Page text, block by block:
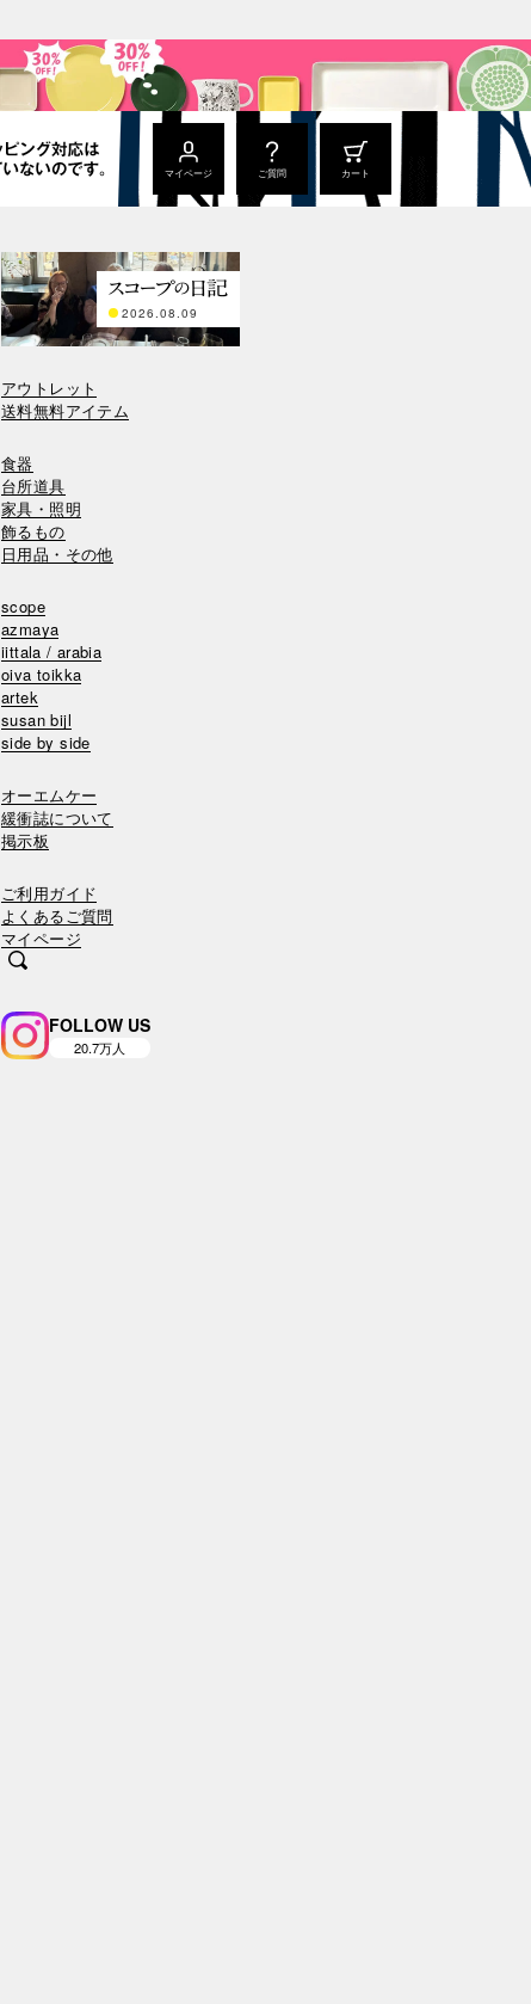
マイページ ご質問 カート
2026.08.09
アウトレット
送料無料アイテム
食器
台所道具
家具・照明
飾るもの
日用品・その他
scope
azmaya
iittala / arabia
oiva toikka
artek
susan bijl
side by side
オーエムケー
緩衝誌について
掲示板
ご利用ガイド
よくあるご質問
マイページ
FOLLOW US